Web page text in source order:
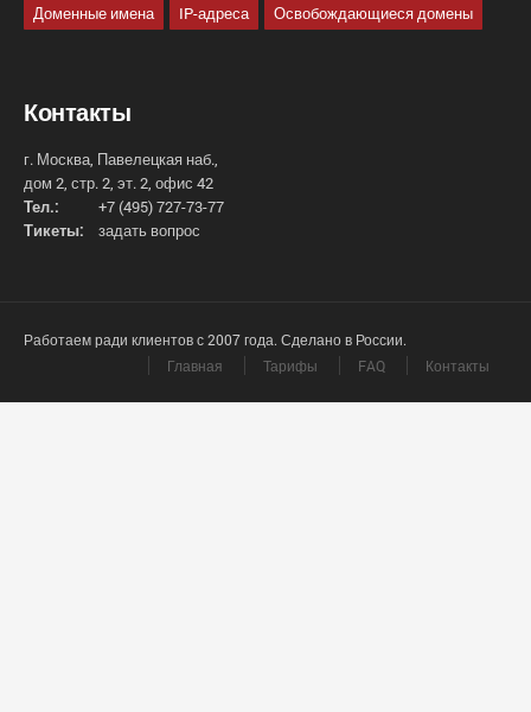
Доменные имена IP-адреса Освобождающиеся домены
Контакты
г. Москва, Павелецкая наб.,
дом 2, стр. 2, эт. 2, офис 42
Тел.:
+7 (495) 727-73-77
Тикеты:
задать вопрос
Работаем ради клиентов с 2007 года. Сделано в России.
Главная
Тарифы FAQ Контакты